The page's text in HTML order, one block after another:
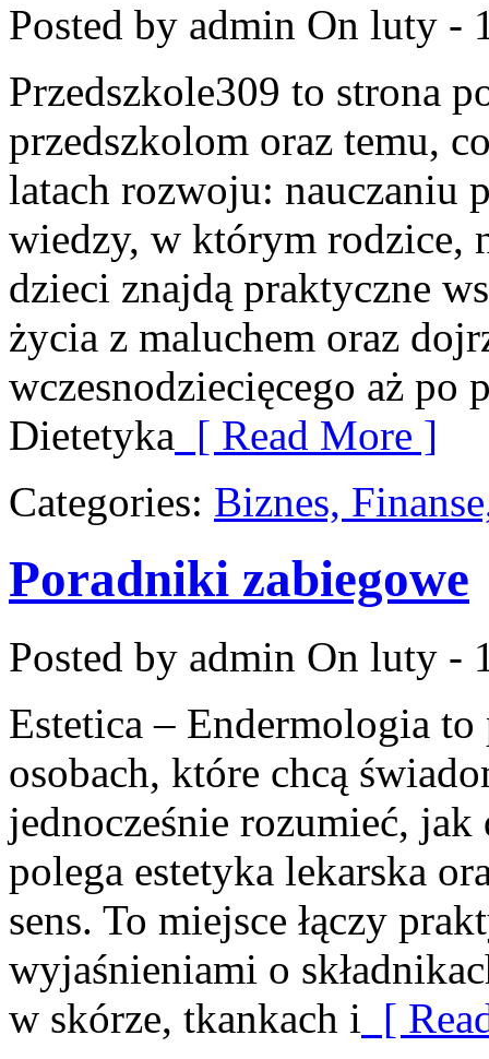
Posted by admin On luty -
Przedszkole309 to strona
przedszkolom oraz temu,
latach rozwoju: nauczaniu
wiedzy, w którym rodzice,
dzieci znajdą praktyczne
życia z maluchem oraz
wczesnodziecięcego aż po
Dietetyka [ Read More ]
Categories: Biznes,
Poradniki zabiegowe
Posted by admin On luty -
Estetica – Endermologia
osobach, które chcą
jednocześnie rozumieć,
polega estetyka lekarska
sens. To miejsce łączy
wyjaśnieniami o
w skórze, tkankach i [